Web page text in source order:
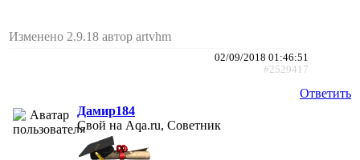
Изменено 2.9.18 автор artvhm
02/09/2018 01:46:51
#2529417
Ответить
Дамир184
Свой на Aqa.ru, Советник